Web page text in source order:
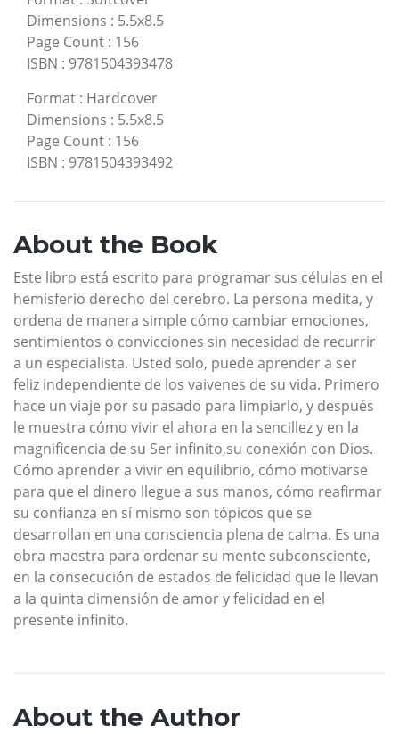
Dimensions : 5.5x8.5
Page Count : 156
ISBN : 9781504393478
Format : Hardcover
Dimensions : 5.5x8.5
Page Count : 156
ISBN : 9781504393492
About the Book
Este libro está escrito para programar sus células en el
hemisferio derecho del cerebro. La persona medita, y
ordena de manera simple cómo cambiar emociones,
sentimientos o convicciones sin necesidad de recurrir
a un especialista. Usted solo, puede aprender a ser
feliz independiente de los vaivenes de su vida. Primero
hace un viaje por su pasado para limpiarlo, y después
le muestra cómo vivir el ahora en la sencillez y en la
magnificencia de su Ser infinito,su conexión con Dios.
Cómo aprender a vivir en equilibrio, cómo motivarse
para que el dinero llegue a sus manos, cómo reafirmar
su confianza en sí mismo son tópicos que se
desarrollan en una consciencia plena de calma. Es una
obra maestra para ordenar su mente subconsciente,
en la consecución de estados de felicidad que le llevan
a la quinta dimensión de amor y felicidad en el
presente infinito.
About the Author